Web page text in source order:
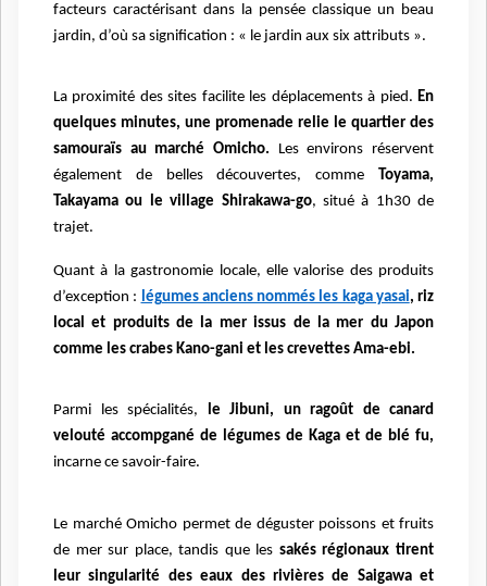
facteurs caractérisant dans la pensée classique un beau
jardin, d’où sa signification : « le jardin aux six attributs ».
La proximité des sites facilite les déplacements à pied. En
quelques minutes, une promenade relie le quartier des
samouraïs au marché Omicho. Les environs réservent
également de belles découvertes, comme
Toyama,
Takayama ou le village Shirakawa-go, situé à 1h30 de
trajet.
Quant à la gastronomie locale, elle valorise des produits
d’exception : légumes anciens nommés les kaga yasai, riz
local et produits de la mer issus de la mer du Japon
comme les crabes Kano-gani et les crevettes Ama-ebi.
Parmi les spécialités, le Jibuni, un ragoût de canard
velouté accompgané de légumes de Kaga et de blé fu,
incarne ce savoir-faire.
Le marché Omicho permet de déguster poissons et fruits
de mer sur place, tandis que les sakés régionaux tirent
leur singularité des eaux des rivières de Saigawa et